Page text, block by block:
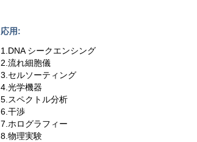
応用:
1.DNA シークエンシング
2.流れ細胞儀
3.セルソーティング
4.光学機器
5.スペクトル分析
6.干渉
7.ホログラフィー
8.物理実験